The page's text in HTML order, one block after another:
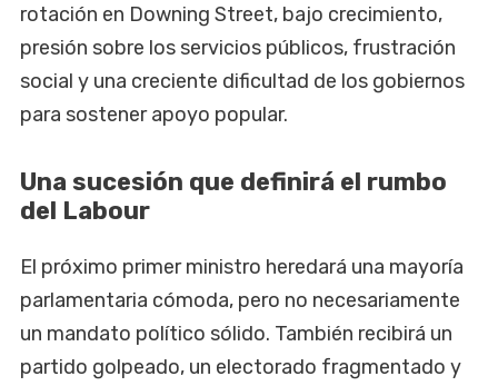
rotación en Downing Street, bajo crecimiento,
presión sobre los servicios públicos, frustración
social y una creciente dificultad de los gobiernos
para sostener apoyo popular.
Una sucesión que definirá el rumbo
del Labour
El próximo primer ministro heredará una mayoría
parlamentaria cómoda, pero no necesariamente
un mandato político sólido. También recibirá un
partido golpeado, un electorado fragmentado y